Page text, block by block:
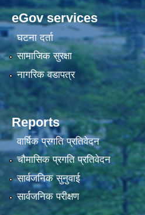
eGov services
घटना दर्ता
सामाजिक सुरक्षा
नागरिक वडापत्र
Reports
वार्षिक प्रगति प्रतिवेदन
चौमासिक प्रगति प्रतिवेदन
सार्वजनिक सुनुवाई
सार्वजनिक परीक्षण